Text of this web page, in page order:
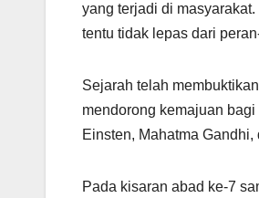
yang terjadi di
tentu tidak lepas dari
Sejarah telah
mendorong kemajuan
Einsten, Mahatma
Pada kisaran abad ke-7